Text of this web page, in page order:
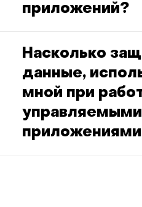
приложений?
Насколько
данные,
мной при
управляемыми